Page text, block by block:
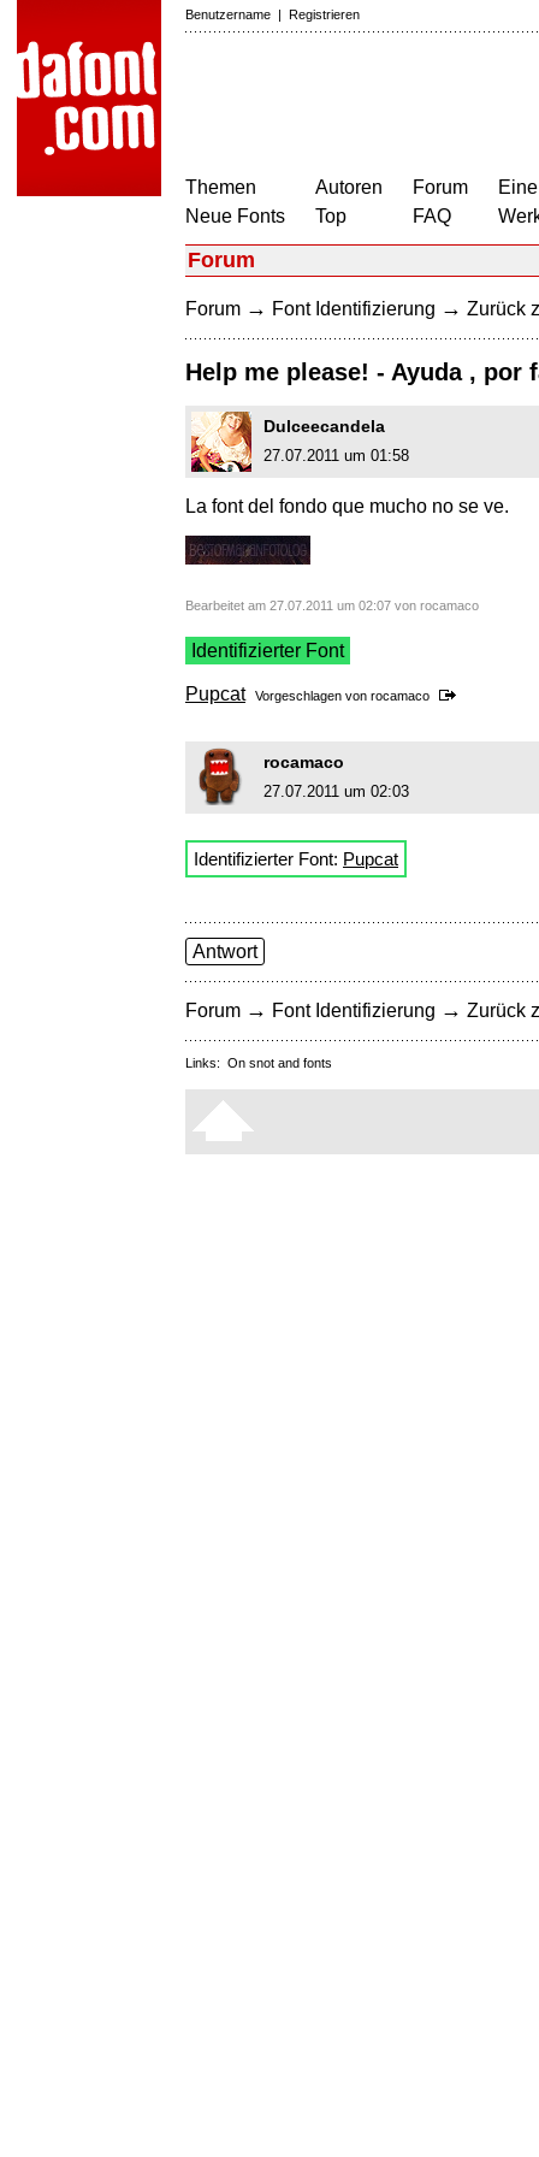
Benutzername | Registrieren
Themen
Neue Fonts
Autoren
Top
Forum
FAQ
Forum
Forum → Font Identifizierung → Zurück
Help me please! - Ayuda , por
Dulceecandela
27.07.2011 um 01:58
La font del fondo que mucho no se ve.
Bearbeitet am 27.07.2011 um 02:07 von rocamaco
Identifizierter Font
Pupcat Vorgeschlagen von rocamaco
rocamaco
27.07.2011 um 02:03
Identifizierter Font: Pupcat
Antwort
Forum → Font Identifizierung → Zurück
Links: On snot and fonts